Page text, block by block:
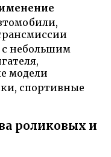
небольшим
модели
спортивные
роликовых и